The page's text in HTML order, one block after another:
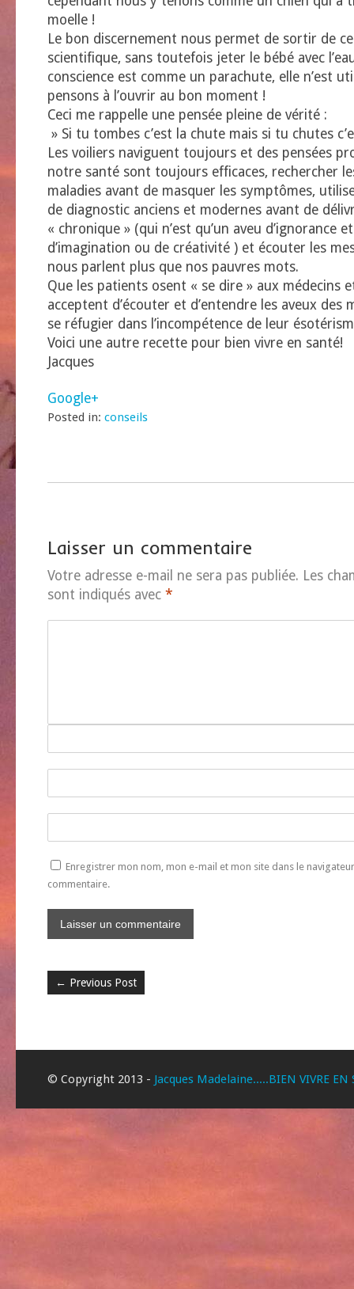
moelle !
Le bon discernement nous permet de sortir de
scientifique, sans toutefois jeter le bébé avec
conscience est comme un parachute, elle n’est
pensons à l’ouvrir au bon moment !
Ceci me rappelle une pensée pleine de vérité :
» Si tu tombes c’est la chute mais si tu chutes
Les voiliers naviguent toujours et des pensées
notre santé sont toujours efficaces, rechercher
maladies avant de masquer les symptômes,
de diagnostic anciens et modernes avant de
« chronique » (qui n’est qu’un aveu d’ignorance
d’imagination ou de créativité ) et écouter les
nous parlent plus que nos pauvres mots.
Que les patients osent « se dire » aux médecins
acceptent d’écouter et d’entendre les aveux des
se réfugier dans l’incompétence de leur
Voici une autre recette pour bien vivre en santé!
Jacques
Google+
Posted in: conseils
Laisser un commentaire
Votre adresse e-mail ne sera pas publiée. Les
sont indiqués avec *
Enregistrer mon nom, mon e-mail et mon site dans le
commentaire.
← Previous Post
© Copyright 2013 - Jacques Madelaine.....BIEN VIVRE EN